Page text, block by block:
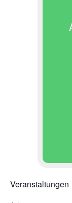
Veranstaltungen